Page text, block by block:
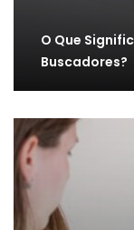
O Que
Buscadores?